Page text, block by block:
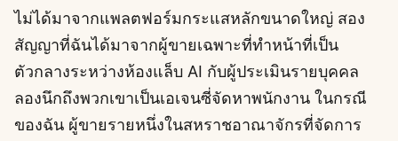
ไม่ได้มาจากแพลตฟอร์มกระแสหลักขนาดใหญ่ สอง
สัญญาที่ฉันได้มาจากผู้ขายเฉพาะที่ทำหน้าที่เป็น
ตัวกลางระหว่างห้องแล็บ AI กับผู้ประเมินรายบุคคล
ลองนึกถึงพวกเขาเป็นเอเจนซี่จัดหาพนักงาน ในกรณี
ของฉัน ผู้ขายรายหนึ่งในสหราชอาณาจักรที่จัดการ